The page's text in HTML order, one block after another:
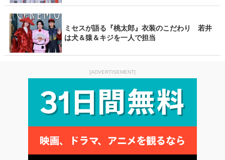
ミセスが語る『桃太郎』衣装のこだわり 若井
は犬＆猿＆キジを一人で担当
[ADVERTISEMENT]